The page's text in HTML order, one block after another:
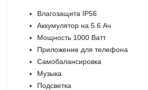
Влагозащита IP56
Аккумулятор на 5.6 Ач
Мощность 1000 Ватт
Приложение для телефона
Самобалансировка
Музыка
Подсветка